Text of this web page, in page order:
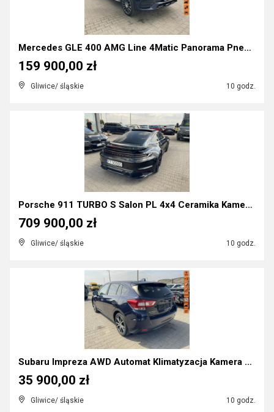
Mercedes GLE 400 AMG Line 4Matic Panorama Pneumaty...
Gliwice/ śląskie 10 godz.
159 900,00 zł
Porsche 911 TURBO S Salon PL 4x4 Ceramika Kamery36...
Gliwice/ śląskie 10 godz.
709 900,00 zł
Subaru Impreza AWD Automat Klimatyzacja Kamera cof...
Gliwice/ śląskie 10 godz.
35 900,00 zł